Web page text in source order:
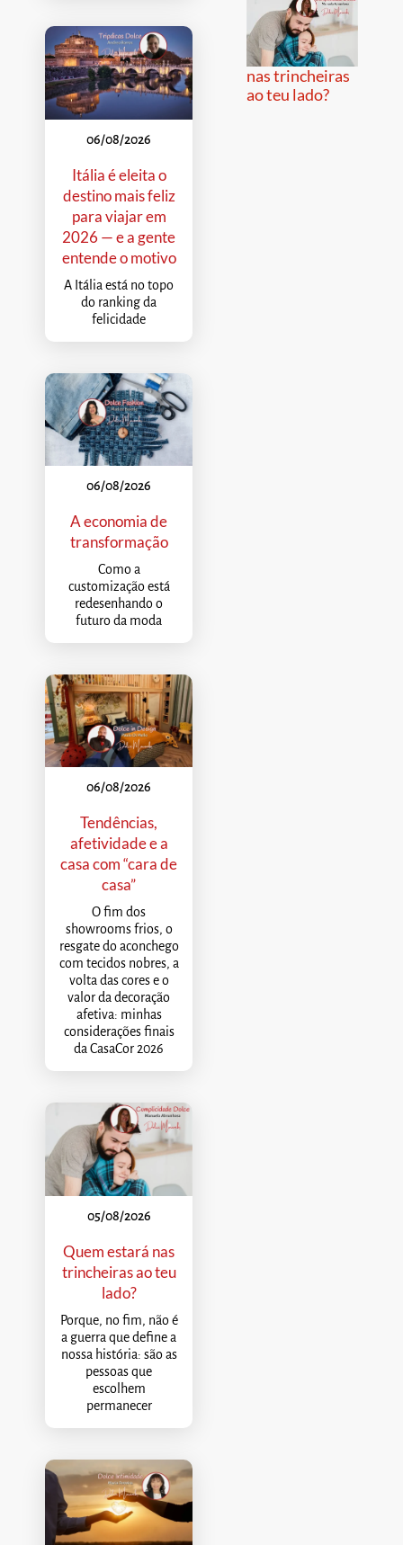
06/08/2026
Itália é eleita o
destino mais feliz
para viajar em
2026 — e a gente
entende o motivo
A Itália está no topo
do ranking da
felicidade
06/08/2026
A economia de
transformação
Como a
customização está
redesenhando o
futuro da moda
06/08/2026
Tendências,
afetividade e a
casa com “cara de
casa”
O fim dos
showrooms frios, o
resgate do aconchego
com tecidos nobres, a
volta das cores e o
valor da decoração
afetiva: minhas
considerações finais
da CasaCor 2026
05/08/2026
Quem estará nas
trincheiras ao teu
lado?
Porque, no fim, não é
a guerra que define a
nossa história: são as
pessoas que
escolhem
permanecer
nas trincheiras
ao teu lado?